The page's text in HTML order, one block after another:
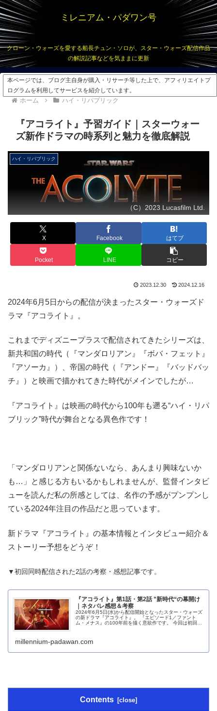
ミレニアム・パダワン号
クローン・ウォーズを愛する船長チュン・ソロが、スター・ウォーズ配信作品
の解説記事などを気ままに更新
本ページでは、ブログ主自身が購入・リサーチ等した上で、アフィリエイトプ
ログラムを利用してサービスを紹介しています。
ホーム ハイ・リパブリック
『アコライト』予習ガイド｜スターウォー
ズ新作ドラマの時系列と魅力を徹底解説
ハイ・リパブリック
（C）2023 Lucasfilm Ltd.
X Facebook はてブ
Pocket LINE コピー
2023.12.30 2024.12.16
2024年6月5日からの配信が決まったスター・ウォーズド
ラマ『アコライト』。
これまでディズニープラスで配信されてきたシリーズは、
新共和国の時代（『マンダロリアン』『ボバ・フェット』
『アソーカ』）、帝国の時代（『アンドー』『バッドバッ
チ』）と映画で描かれてきた時代がメインでしたが…
『アコライト』は映画の時代から100年も遡る“ハイ・リパ
ブリック”時代が舞台となる異色作です！
「マンダロリアンと関係ないなら、あんまり興味ないか
も…」と感じる方もいるかもしれませんが、監督インタビ
ューを読んだ私の所感としては、名作の予感がプンプンし
ている2024年注目の作品だと思っています。
新ドラマ『アコライト』の基本情報とインタビュー紹介＆
ストーリー予想をどうぞ！
▼初回同時配信された2話の考察・感想記事です。
『アコライト』第1話・第2話 ”新時代“の幕開け
｜ネタバレ感想＆考察
2024年6月5日(水)から配信開始となったスター・ウォーズ
の新ドラマ『アコライト』。 『エピソード1／ファント
ム・メナス』の100年前を描く意欲作です。 今回は初回配
millennium-padawan.com
Contents